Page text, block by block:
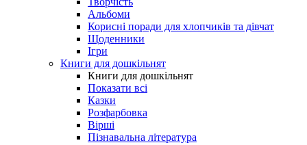
Альбоми
Корисні поради для хлопчиків та дівчат
Щоденники
Ігри
Книги для дошкільнят
Книги для дошкільнят
Показати всі
Казки
Розфарбовка
Вірші
Пізнавальна література